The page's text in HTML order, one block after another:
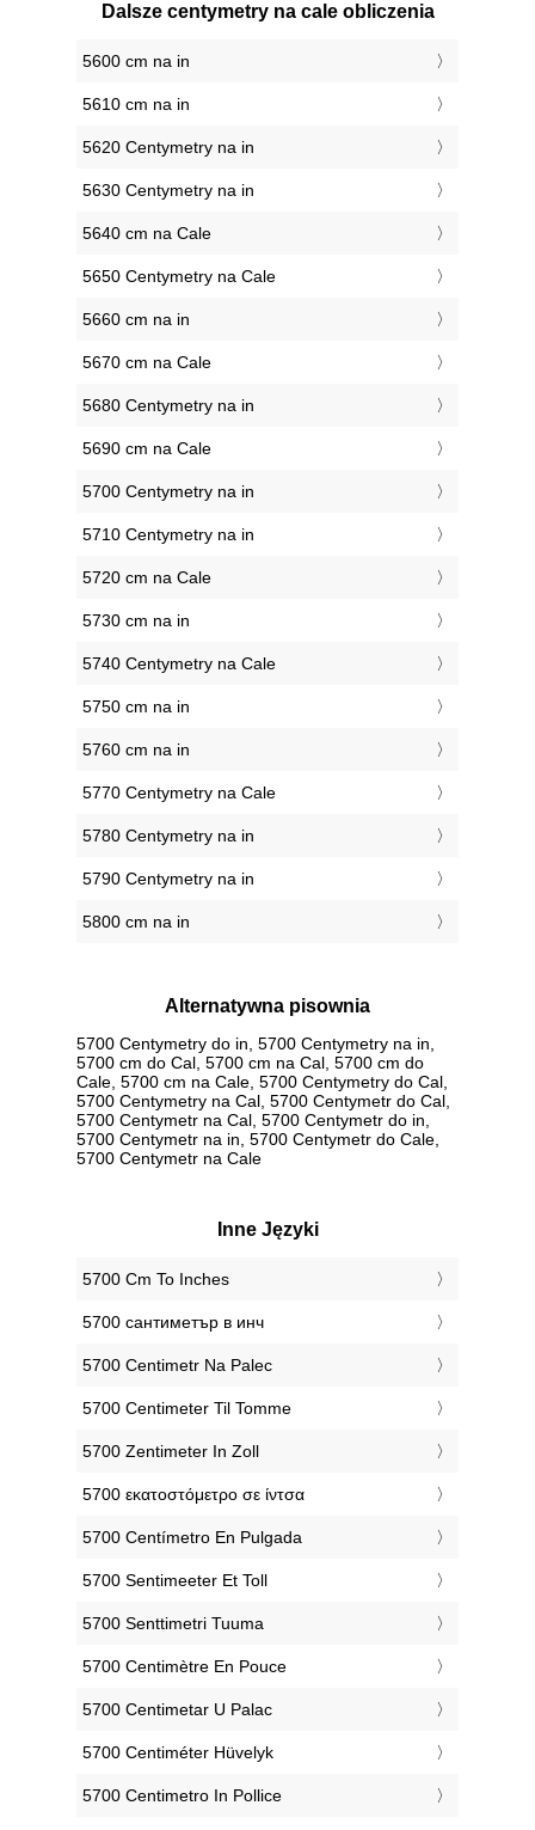
Dalsze centymetry na cale obliczenia
5600 cm na in
5610 cm na in
5620 Centymetry na in
5630 Centymetry na in
5640 cm na Cale
5650 Centymetry na Cale
5660 cm na in
5670 cm na Cale
5680 Centymetry na in
5690 cm na Cale
5700 Centymetry na in
5710 Centymetry na in
5720 cm na Cale
5730 cm na in
5740 Centymetry na Cale
5750 cm na in
5760 cm na in
5770 Centymetry na Cale
5780 Centymetry na in
5790 Centymetry na in
5800 cm na in
Alternatywna pisownia
5700 Centymetry do in, 5700 Centymetry na in,
5700 cm do Cal, 5700 cm na Cal, 5700 cm do
Cale, 5700 cm na Cale, 5700 Centymetry do Cal,
5700 Centymetry na Cal, 5700 Centymetr do Cal,
5700 Centymetr na Cal, 5700 Centymetr do in,
5700 Centymetr na in, 5700 Centymetr do Cale,
5700 Centymetr na Cale
Inne Języki
‎5700 Cm To Inches
‎5700 сантиметър в инч
‎5700 Centimetr Na Palec
‎5700 Centimeter Til Tomme
‎5700 Zentimeter In Zoll
‎5700 εκατοστόμετρο σε ίντσα
‎5700 Centímetro En Pulgada
‎5700 Sentimeeter Et Toll
‎5700 Senttimetri Tuuma
‎5700 Centimètre En Pouce
‎5700 Centimetar U Palac
‎5700 Centiméter Hüvelyk
‎5700 Centimetro In Pollice